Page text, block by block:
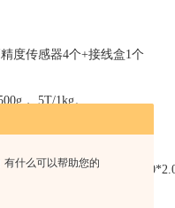
有什么可以帮助您的
度传感器4个+接线盒1个
， 5T/1kg。
秤可根据客户需要订做。
1.0*1.2m、1.2*1.2m
1.2*1.5m、1.5*1.5m、
，面板厚度通常为6MM